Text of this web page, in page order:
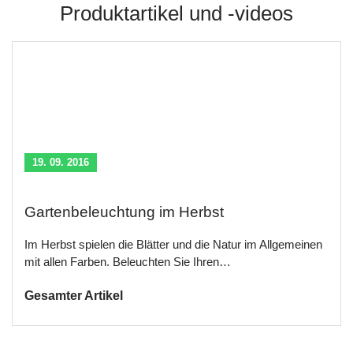
Produktartikel und -videos
19. 09. 2016
Gartenbeleuchtung im Herbst
Im Herbst spielen die Blätter und die Natur im Allgemeinen
mit allen Farben. Beleuchten Sie Ihren…
Gesamter Artikel